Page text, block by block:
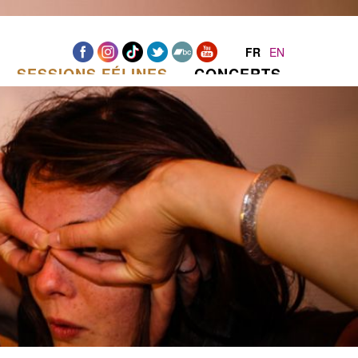
FR EN
SESSIONS FÉLINES CONCERTS